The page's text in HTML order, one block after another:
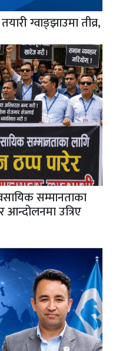
ग्वाङ्झाउमा तीव्र,
सम्मानताका
आन्दोलनमा उत्रिए